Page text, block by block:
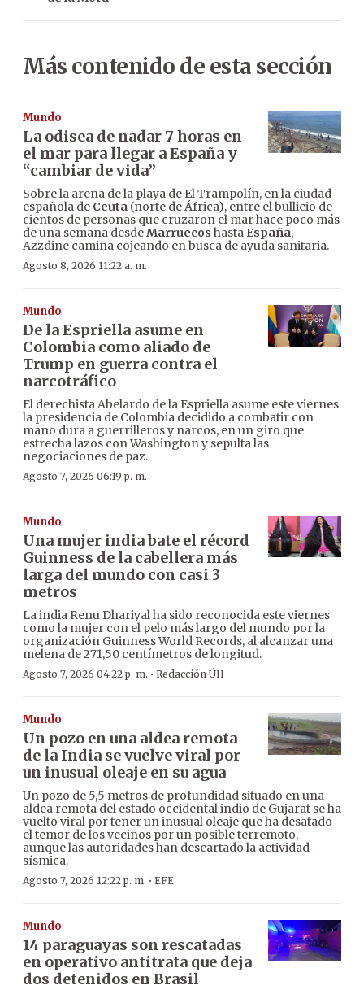
Más contenido de esta sección
Mundo
La odisea de nadar 7 horas en
el mar para llegar a España y
“cambiar de vida”
Sobre la arena de la playa de El Trampolín, en la ciudad
española de Ceuta (norte de África), entre el bullicio de
cientos de personas que cruzaron el mar hace poco más
de una semana desdeMarruecos hasta España,
Azzdine camina cojeando en busca de ayuda sanitaria.
Agosto 8, 2026 11:22 a. m.
Mundo
De la Espriella asume en
Colombia como aliado de
Trump en guerra contra el
narcotráfico
El derechista Abelardo de la Espriella asume este viernes
la presidencia de Colombia decidido a combatir con
mano dura a guerrilleros y narcos, en un giro que
estrecha lazos con Washington y sepulta las
negociaciones de paz.
Agosto 7, 2026 06:19 p. m.
Mundo
Una mujer india bate el récord
Guinness de la cabellera más
larga del mundo con casi 3
metros
La india Renu Dhariyal ha sido reconocida este viernes
como la mujer con el pelo más largo del mundo por la
organización Guinness World Records, al alcanzar una
melena de 271,50 centímetros de longitud.
Agosto 7, 2026 04:22 p. m. · Redacción ÚH
Mundo
Un pozo en una aldea remota
de la India se vuelve viral por
un inusual oleaje en su agua
Un pozo de 5,5 metros de profundidad situado en una
aldea remota del estado occidental indio de Gujarat se ha
vuelto viral por tener un inusual oleaje que ha desatado
el temor de los vecinos por un posible terremoto,
aunque las autoridades han descartado la actividad
sísmica.
Agosto 7, 2026 12:22 p. m. · EFE
Mundo
14 paraguayas son rescatadas
en operativo antitrata que deja
dos detenidos en Brasil